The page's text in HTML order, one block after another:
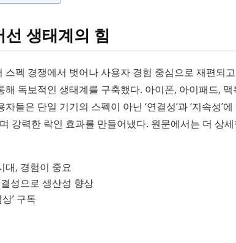
생태계의 힘
스펙 경쟁에서 벗어나 사용자 경험 중심으로 재편되
해 독보적인 생태계를 구축했다. 아이폰, 아이패드,
들은 단일 기기의 스펙이 아닌 ‘연결성’과 ‘지속성’
강력한 락인 효과를 만들어냈다. 원문에서는 더 상
대, 경험이 중요
성으로 생산성 향상
’ 구독